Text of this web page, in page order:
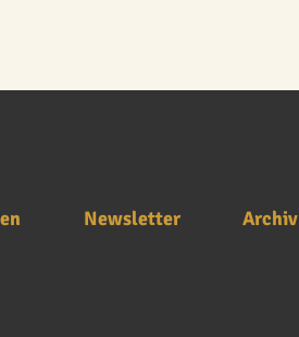
Newsletter Archiv